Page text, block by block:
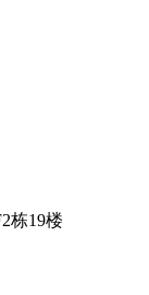
栋19楼